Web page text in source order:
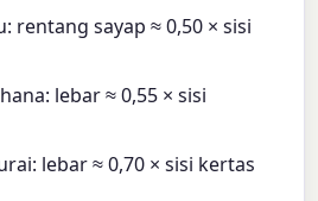
rentang sayap ≈ 0,50 × sisi
lebar ≈ 0,55 × sisi
lebar ≈ 0,70 × sisi kertas